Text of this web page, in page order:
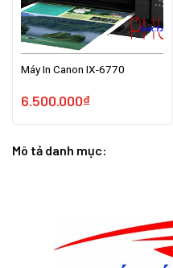
Máy In Canon IX-6770
6.500.000₫
Mô tả danh mục: